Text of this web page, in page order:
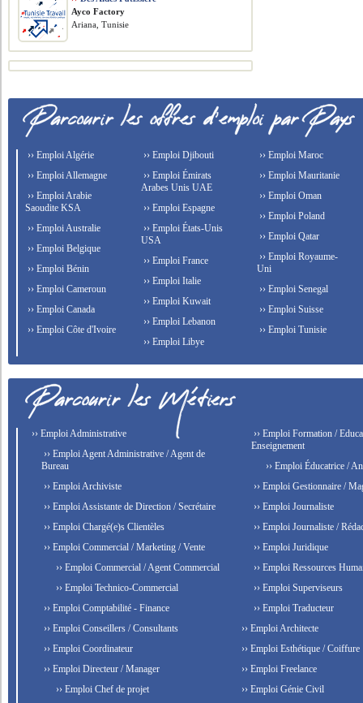
Ayco Factory
Ariana, Tunisie
›› Emploi Algérie
›› Emploi Allemagne
›› Emploi Arabie
Saoudite KSA
›› Emploi Australie
›› Emploi Belgique
›› Emploi Bénin
›› Emploi Cameroun
›› Emploi Canada
›› Emploi Côte d'Ivoire
›› Emploi Djibouti
›› Emploi Émirats
Arabes Unis UAE
›› Emploi Espagne
›› Emploi États-Unis
USA
›› Emploi France
›› Emploi Italie
›› Emploi Kuwait
›› Emploi Lebanon
›› Emploi Libye
›› Emploi Maroc
›› Emploi Mauritanie
›› Emploi Oman
›› Emploi Poland
›› Emploi Qatar
›› Emploi Royaume-
Uni
›› Emploi Senegal
›› Emploi Suisse
›› Emploi Tunisie
›› Emploi Administrative
›› Emploi Agent Administrative / Agent de
Bureau
›› Emploi Archiviste
›› Emploi Assistante de Direction / Secrétaire
›› Emploi Chargé(e)s Clientèles
›› Emploi Commercial / Marketing / Vente
›› Emploi Commercial / Agent Commercial
›› Emploi Technico-Commercial
›› Emploi Comptabilité - Finance
›› Emploi Conseillers / Consultants
›› Emploi Coordinateur
›› Emploi Directeur / Manager
›› Emploi Chef de projet
›› Emploi Formation /
Enseignement
›› Emploi Éducatrice /
›› Emploi Gestionnaire /
›› Emploi Journaliste
›› Emploi Journaliste /
›› Emploi Juridique
›› Emploi Ressources
›› Emploi Superviseurs
›› Emploi Traducteur
›› Emploi Architecte
›› Emploi Esthétique / Coiffure
›› Emploi Freelance
›› Emploi Génie Civil